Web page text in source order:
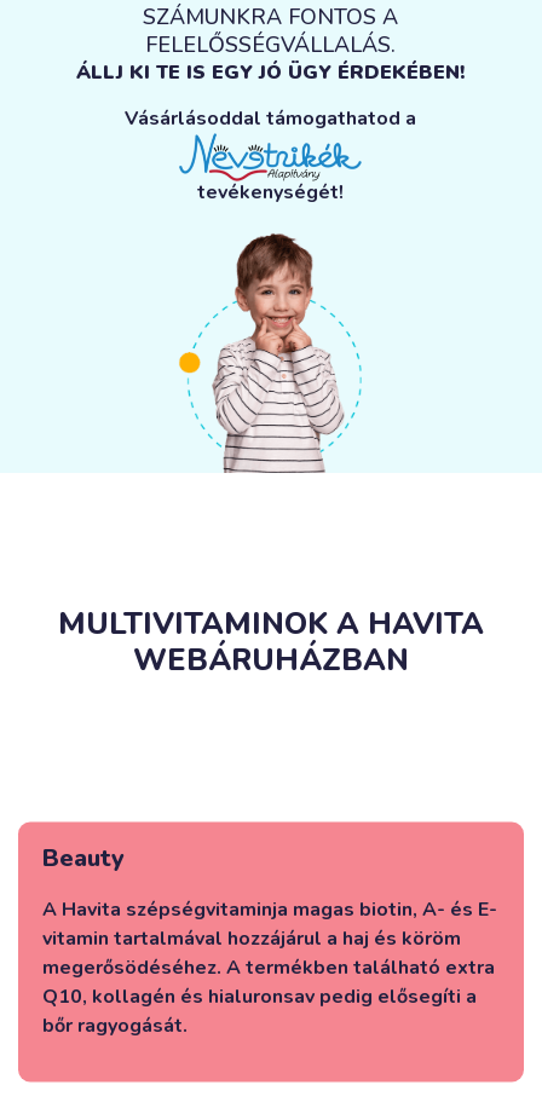
SZÁMUNKRA FONTOS A
FELELŐSSÉGVÁLLALÁS.
ÁLLJ KI TE IS EGY JÓ ÜGY ÉRDEKÉBEN!
Vásárlásoddal támogathatod a
tevékenységét!
MULTIVITAMINOK A HAVITA
WEBÁRUHÁZBAN
Beauty
A Havita szépségvitaminja magas biotin, A- és E-
vitamin tartalmával hozzájárul a haj és köröm
megerősödéséhez. A termékben található extra
Q10, kollagén és hialuronsav pedig elősegíti a
bőr ragyogását.